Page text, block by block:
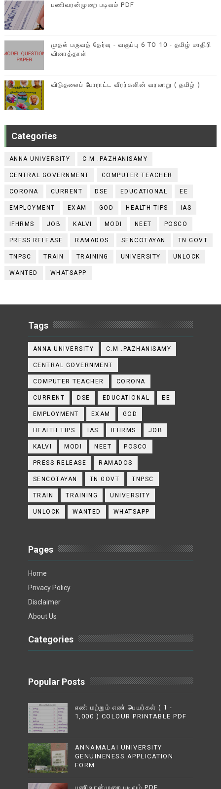
பணிவரன்முறை படிவம் PDF
முதல் பருவத் தேர்வு - வகுப்பு 6 TO 10 - தமிழ் மாதிரி
வினாத்தாள்
விடுதலைப் போராட்ட வீரர்களின் வரலாறு ( தமிழ் )
Categories
ANNA UNIVERSITY C.M .PAZHANISAMY
CENTRAL GOVERNMENT COMPUTER TEACHER
CORONA CURRENT DSE EDUCATIONAL EE
EMPLOYMENT EXAM GOD HEALTH TIPS IAS
IFHRMS JOB KALVI MODI NEET POSCO
PRESS RELEASE RAMADOS SENCOTAYAN TN GOVT
TNPSC TRAIN TRAINING UNIVERSITY UNLOCK
WANTED WHATSAPP
Tags
ANNA UNIVERSITY C.M .PAZHANISAMY
CENTRAL GOVERNMENT
COMPUTER TEACHER CORONA
CURRENT DSE EDUCATIONAL EE
EMPLOYMENT EXAM GOD
HEALTH TIPS IAS IFHRMS JOB
KALVI MODI NEET POSCO
PRESS RELEASE RAMADOS
SENCOTAYAN TN GOVT TNPSC
TRAIN TRAINING UNIVERSITY
UNLOCK WANTED WHATSAPP
Pages
Home
Privacy Policy
Disclaimer
About Us
Categories
Popular Posts
எண் மற்றும் எண் பெயர்கள் ( 1 -
1,000 ) COLOUR PRINTABLE PDF
ANNAMALAI UNIVERSITY
GENUINENESS APPLICATION
FORM
பணிவரன்முறை படிவம் PDF